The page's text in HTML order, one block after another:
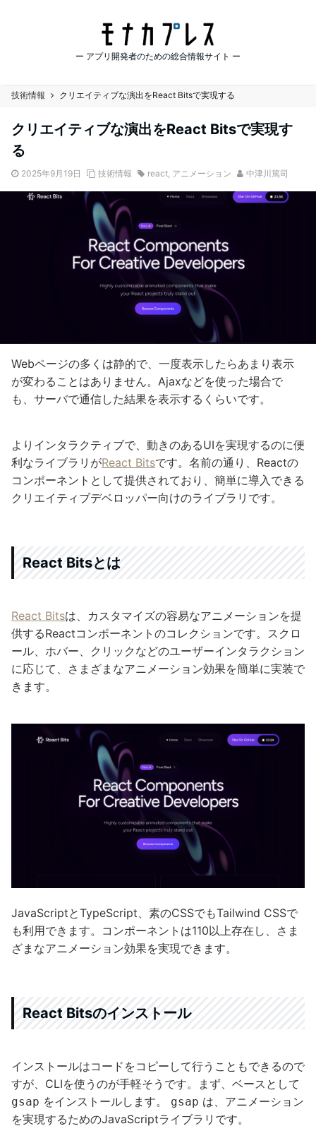
ー アプリ開発者のための総合情報サイト ー
技術情報 クリエイティブな演出をReact Bitsで実現する
クリエイティブな演出をReact Bitsで実現す
る
2025年9月19日 技術情報 react, アニメーション 中津川篤司
Webページの多くは静的で、一度表示したらあまり表示
が変わることはありません。Ajaxなどを使った場合で
も、サーバで通信した結果を表示するくらいです。
よりインタラクティブで、動きのあるUIを実現するのに便
利なライブラリがReact Bitsです。名前の通り、Reactの
コンポーネントとして提供されており、簡単に導入できる
クリエイティブデベロッパー向けのライブラリです。
React Bitsとは
React Bitsは、カスタマイズの容易なアニメーションを提
供するReactコンポーネントのコレクションです。スクロ
ール、ホバー、クリックなどのユーザーインタラクション
に応じて、さまざまなアニメーション効果を簡単に実装で
きます。
JavaScriptとTypeScript、素のCSSでもTailwind CSSで
も利用できます。コンポーネントは110以上存在し、さま
ざまなアニメーション効果を実現できます。
React Bitsのインストール
インストールはコードをコピーして行うこともできるので
すが、CLIを使うのが手軽そうです。まず、ベースとして
gsap をインストールします。 gsap は、アニメーション
を実現するためのJavaScriptライブラリです。